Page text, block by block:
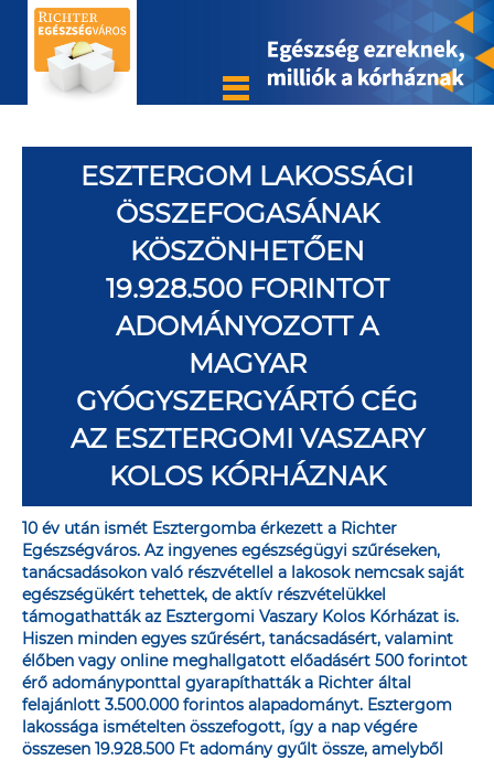
ESZTERGOM LAKOSSÁGI
ÖSSZEFOGASÁNAK
KÖSZÖNHETŐEN
19.928.500 FORINTOT
ADOMÁNYOZOTT A
MAGYAR
GYÓGYSZERGYÁRTÓ CÉG
AZ ESZTERGOMI VASZARY
KOLOS KÓRHÁZNAK
10 év után ismét Esztergomba érkezett a Richter
Egészségváros. Az ingyenes egészségügyi szűréseken,
tanácsadásokon való részvétellel a lakosok nemcsak saját
egészségükért tehettek, de aktív részvételükkel
támogathatták az Esztergomi Vaszary Kolos Kórházat is.
Hiszen minden egyes szűrésért, tanácsadásért, valamint
élőben vagy online meghallgatott előadásért 500 forintot
érő adományponttal gyarapíthatták a Richter által
felajánlott 3.500.000 forintos alapadományt. Esztergom
lakossága ismételten összefogott, így a nap végére
összesen 19.928.500 Ft adomány gyűlt össze, amelyből